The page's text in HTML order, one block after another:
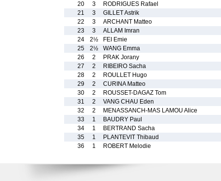
20
3
RODRIGUES Rafael
21
3
GILLET Astrik
22
3
ARCHANT Matteo
23
3
ALLAM Imran
24
2½
FEI Emie
25
2½
WANG Emma
26
2
PRAK Jorany
27
2
RIBEIRO Sacha
28
2
ROULLET Hugo
29
2
CURINA Matteo
30
2
ROUSSET-DAGAZ Tom
31
2
VANG CHAU Eden
32
2
MENASSANCH-MAS LAMOU Alice
33
1
BAUDRY Paul
34
1
BERTRAND Sacha
35
1
PLANTEVIT Thibaud
36
1 ROBERT Melodie